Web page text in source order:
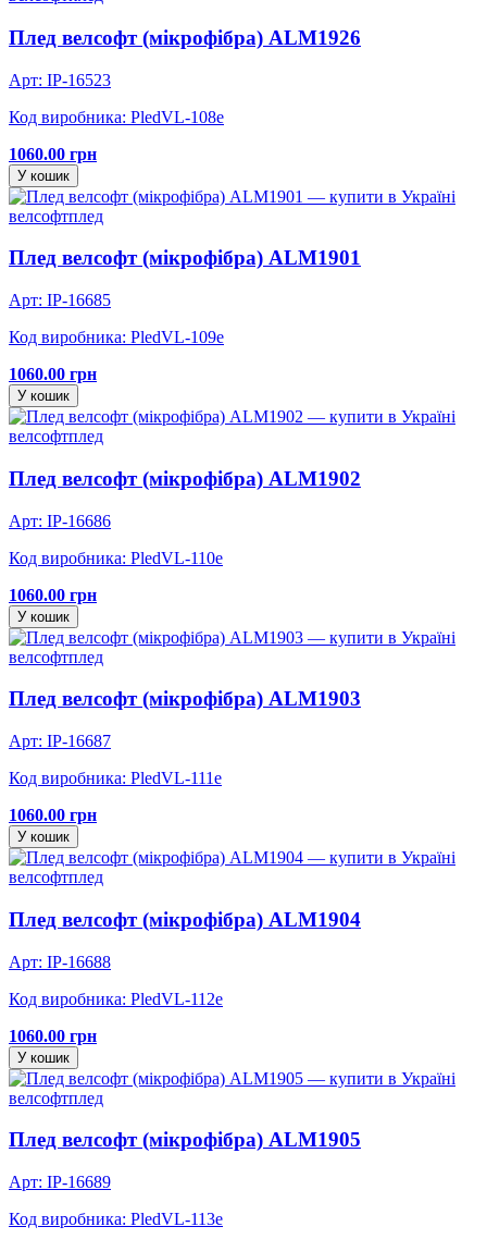
Плед велсофт (мікрофібра) ALM1926
Арт: IP-16523
Код виробника: PledVL-108e
1060.00 грн
У кошик
велсофтплед
Плед велсофт (мікрофібра) ALM1901
Арт: IP-16685
Код виробника: PledVL-109e
1060.00 грн
У кошик
велсофтплед
Плед велсофт (мікрофібра) ALM1902
Арт: IP-16686
Код виробника: PledVL-110e
1060.00 грн
У кошик
велсофтплед
Плед велсофт (мікрофібра) ALM1903
Арт: IP-16687
Код виробника: PledVL-111e
1060.00 грн
У кошик
велсофтплед
Плед велсофт (мікрофібра) ALM1904
Арт: IP-16688
Код виробника: PledVL-112e
1060.00 грн
У кошик
велсофтплед
Плед велсофт (мікрофібра) ALM1905
Арт: IP-16689
Код виробника: PledVL-113e